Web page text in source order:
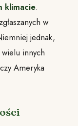
klimacie.
w
jednak,
innych
Ameryka